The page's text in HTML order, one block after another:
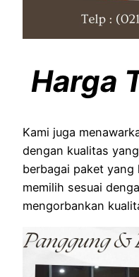
Harga
Kami juga
dengan kualitas
berbagai paket yang
memilih sesuai
mengorbankan